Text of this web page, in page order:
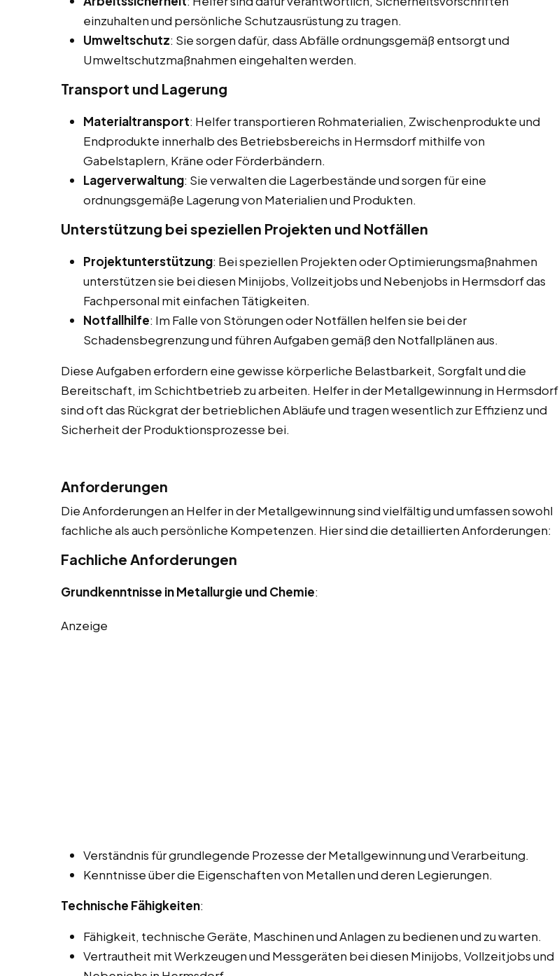
einzuhalten und persönliche Schutzausrüstung zu tragen.
Umweltschutz: Sie sorgen dafür, dass Abfälle ordnungsgemäß entsorgt und
Umweltschutzmaßnahmen eingehalten werden.
Transport und Lagerung
Materialtransport: Helfer transportieren Rohmaterialien, Zwischenprodukte und
Endprodukte innerhalb des Betriebsbereichs in Hermsdorf mithilfe von
Gabelstaplern, Kräne oder Förderbändern.
Lagerverwaltung: Sie verwalten die Lagerbestände und sorgen für eine
ordnungsgemäße Lagerung von Materialien und Produkten.
Unterstützung bei speziellen Projekten und Notfällen
Projektunterstützung: Bei speziellen Projekten oder Optimierungsmaßnahmen
unterstützen sie bei diesen Minijobs, Vollzeitjobs und Nebenjobs in Hermsdorf das
Fachpersonal mit einfachen Tätigkeiten.
Notfallhilfe: Im Falle von Störungen oder Notfällen helfen sie bei der
Schadensbegrenzung und führen Aufgaben gemäß den Notfallplänen aus.
Diese Aufgaben erfordern eine gewisse körperliche Belastbarkeit, Sorgfalt und die
Bereitschaft, im Schichtbetrieb zu arbeiten. Helfer in der Metallgewinnung in Hermsdorf
sind oft das Rückgrat der betrieblichen Abläufe und tragen wesentlich zur Effizienz und
Sicherheit der Produktionsprozesse bei.
Anforderungen
Die Anforderungen an Helfer in der Metallgewinnung sind vielfältig und umfassen sowohl
fachliche als auch persönliche Kompetenzen. Hier sind die detaillierten Anforderungen:
Fachliche Anforderungen
Grundkenntnisse in Metallurgie und Chemie:
Anzeige
Verständnis für grundlegende Prozesse der Metallgewinnung und Verarbeitung.
Kenntnisse über die Eigenschaften von Metallen und deren Legierungen.
Technische Fähigkeiten:
Fähigkeit, technische Geräte, Maschinen und Anlagen zu bedienen und zu warten.
Vertrautheit mit Werkzeugen und Messgeräten bei diesen Minijobs, Vollzeitjobs und